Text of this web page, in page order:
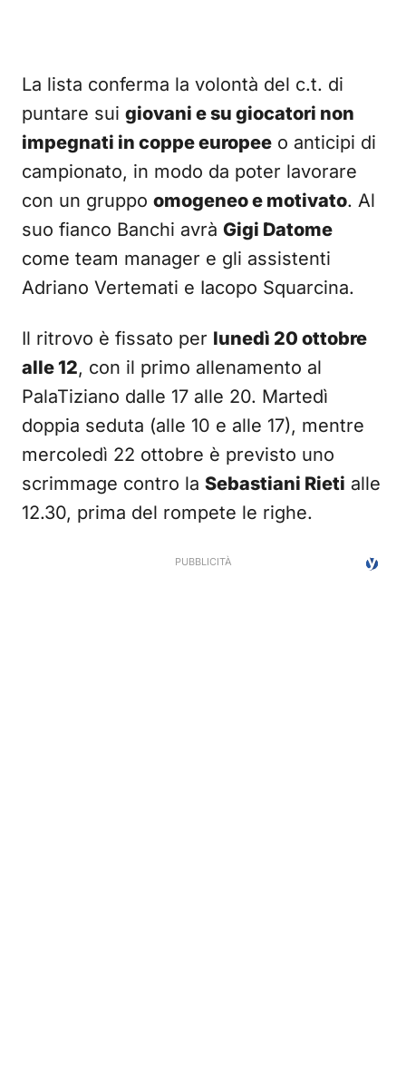
La lista conferma la volontà del c.t. di
puntare sui giovani e su giocatori non
impegnati in coppe europee o anticipi di
campionato, in modo da poter lavorare
con un gruppo omogeneo e motivato. Al
suo fianco Banchi avrà Gigi Datome
come team manager e gli assistenti
Adriano Vertemati e Iacopo Squarcina.
Il ritrovo è fissato per lunedì 20 ottobre
alle 12, con il primo allenamento al
PalaTiziano dalle 17 alle 20. Martedì
doppia seduta (alle 10 e alle 17), mentre
mercoledì 22 ottobre è previsto uno
scrimmage contro la Sebastiani Rieti alle
12.30, prima del rompete le righe.